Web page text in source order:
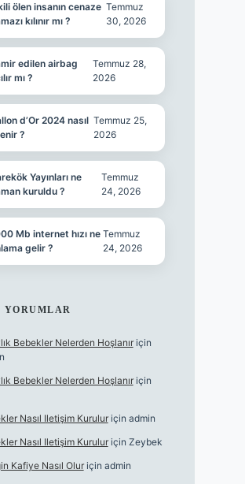
ölen insanın cenaze
kılınır mı ?
Temmuz
30, 2026
edilen airbag
mı ?
Temmuz 28,
2026
d’Or 2024 nasıl
?
Temmuz 25,
2026
Yayınları ne
kuruldu ?
Temmuz
24, 2026
Mb internet hızı ne
gelir ?
Temmuz
24, 2026
YORUMLAR
Bebekler Nelerden Hoşlanıriçin
Bebekler Nelerden Hoşlanıriçin
Nasıl Iletişim Kuruluriçin admin
Nasıl Iletişim Kuruluriçin Zeybek
Kafiye Nasıl Oluriçin admin